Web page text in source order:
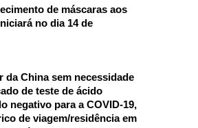
de máscaras aos
no dia 14 de
da China sem necessidade
de teste de ácido
negativo para a COVID-19,
de viagem/residência em